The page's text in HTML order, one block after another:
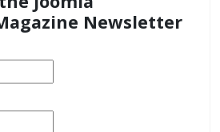
Newsletter